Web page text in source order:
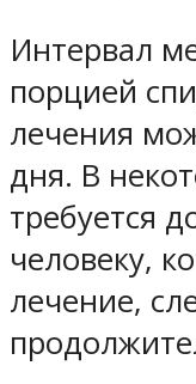
Интервал
порцией
лечения
дня. В
требуется
человеку,
лечение,